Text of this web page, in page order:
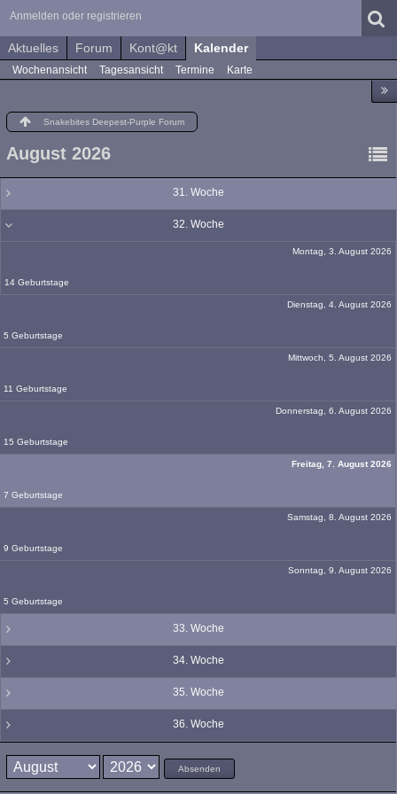
Anmelden oder registrieren
Aktuelles Forum Kont@kt Kalender
Wochenansicht Tagesansicht Termine Karte
Snakebites Deepest-Purple Forum
August 2026
31. Woche
32. Woche
Montag, 3. August 2026
14 Geburtstage
Dienstag, 4. August 2026
5 Geburtstage
Mittwoch, 5. August 2026
11 Geburtstage
Donnerstag, 6. August 2026
15 Geburtstage
Freitag, 7. August 2026
7 Geburtstage
Samstag, 8. August 2026
9 Geburtstage
Sonntag, 9. August 2026
5 Geburtstage
33. Woche
34. Woche
35. Woche
36. Woche
Absenden